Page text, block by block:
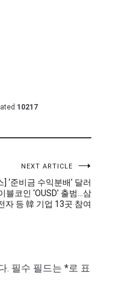
10217
NEXT ARTICLE
] ‘준비금 수익분배’ 달러
블코인 ‘OUSD’ 출범…삼
자 등 韓 기업 13곳 참여
. 필수 필드는 *로 표